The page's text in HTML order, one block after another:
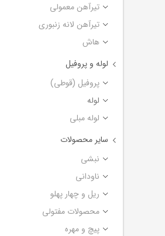
تیرآهن معمولی
تیرآهن لانه زنبوری
هاش
لوله و پروفیل
پروفیل (قوطی)
لوله
لوله مبلی
سایر محصولات
نبشی
ناودانی
ریل و چهار پهلو
محصولات مفتولی
پیچ و مهره